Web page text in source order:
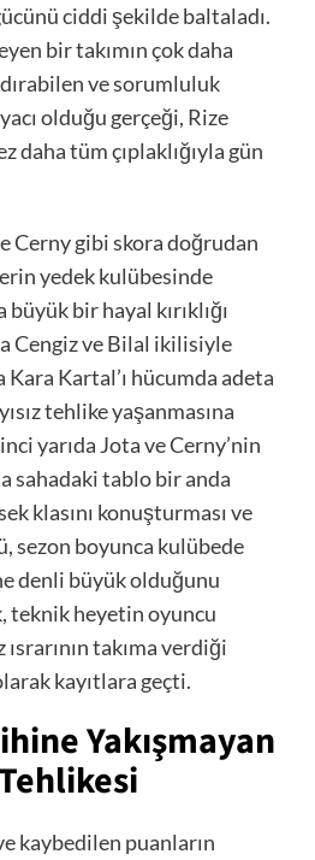
ciddi şekilde baltaladı.
bir takımın çok daha
ve sorumluluk
olduğu gerçeği, Rize
daha tüm çıplaklığıyla gün
Cerny gibi skora doğrudan
yedek kulübesinde
bir hayal kırıklığı
Cengiz ve Bilal ikilisiyle
Kara Kartal’ı hücumda adeta
tehlike yaşanmasına
yarıda Jota ve Cerny’nin
sahadaki tablo bir anda
klasını konuşturması ve
sezon boyunca kulübede
denli büyük olduğunu
teknik heyetin oyuncu
takıma verdiği
kayıtlara geçti.
Yakışmayan
kaybedilen puanların